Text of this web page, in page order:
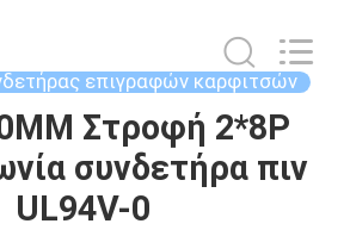
επιγραφών καρφιτσών
Στροφή 2*8P
συνδετήρα πιν
UL94V-0